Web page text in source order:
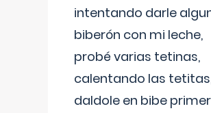
intentando darle
biberón con mi leche,
probé varias tetinas,
calentando las
daldole en bibe